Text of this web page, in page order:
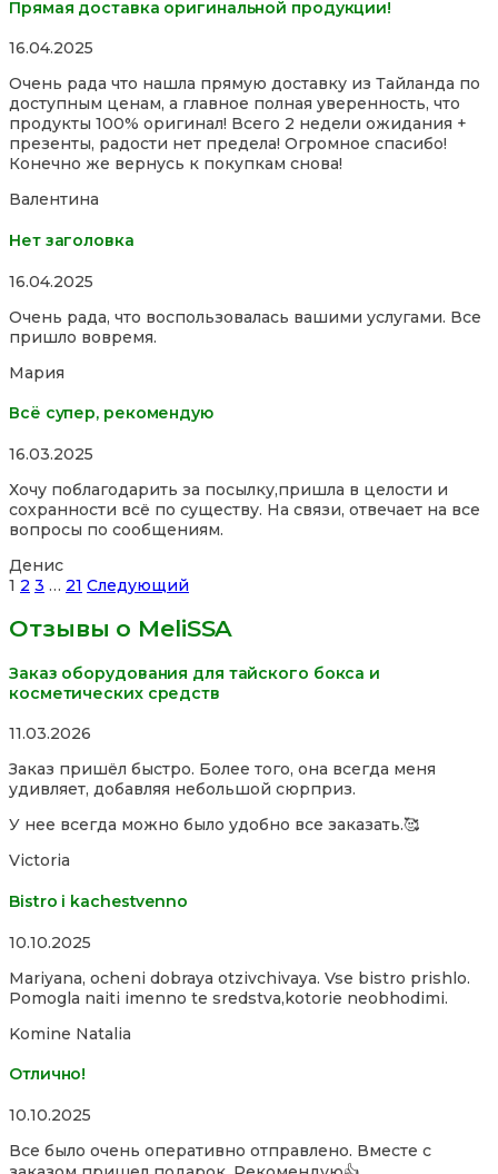
Прямая доставка оригинальной продукции!
Rated
out
of
5
16.04.2025
Очень рада что нашла прямую доставку из Тайланда по
доступным ценам, а главное полная уверенность, что
продукты 100% оригинал! Всего 2 недели ожидания +
презенты, радости нет предела! Огромное спасибо!
Конечно же вернусь к покупкам снова!
Валентина
Нет заголовка
Rated
out
of
16.04.2025
Очень рада, что воспользовалась вашими услугами. Все
пришло вовремя.
Мария
Всё супер, рекомендую
Rated
out
of
5
16.03.2025
Хочу поблагодарить за посылку,пришла в целости и
сохранности всё по существу. На связи, отвечает на все
вопросы по сообщениям.
Денис
Site
Reviews
навигация
Страница
1 Страница
2 Страница
3 … Страница
21 Следующий
Отзывы о MeliSSA
Заказ оборудования для тайского бокса и
косметических средств
Rated
out
of
11.03.2026
Заказ пришёл быстро. Более того, она всегда меня
удивляет, добавляя небольшой сюрприз.
У нее всегда можно было удобно все заказать.🥰
Victoria
Bistro i kachestvenno
Rated
out
of
10.10.2025
Mariyana, ocheni dobraya otzivchivaya. Vse bistro prishlo.
Pomogla naiti imenno te sredstva,kotorie neobhodimi.
Komine Natalia
Отлично!
Rated
out
10.10.2025
Все было очень оперативно отправлено. Вместе с